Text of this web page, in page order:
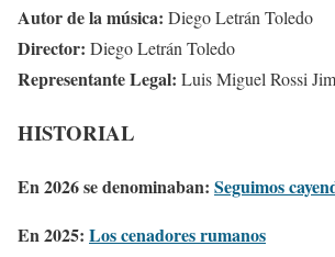
Autor de la música: Diego Letrán Toledo
Director: Diego Letrán Toledo
Representante Legal: Luis Miguel Rossi
HISTORIAL
En 2026 se denominaban: Seguimos
En 2025: Los cenadores rumanos